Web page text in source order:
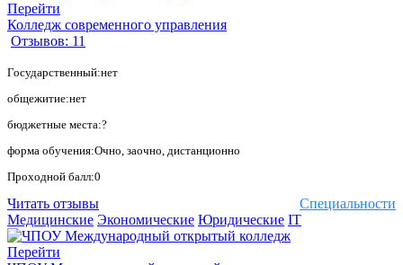
Перейти
Колледж современного управления
Отзывов: 11
Государственный:нет
общежитие:нет
бюджетные места:?
форма обучения:Очно, заочно, дистанционно
Проходной балл:0
Специальности
Читать отзывы
Медицинские Экономические Юридические IT
Перейти